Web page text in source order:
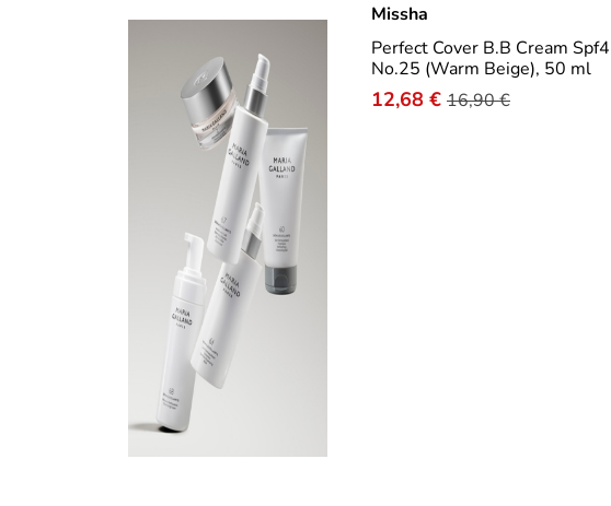
Missha
Perfect Cover B.B Cream
No.25 (Warm Beige), 50 ml
12,68 € 16,90 €